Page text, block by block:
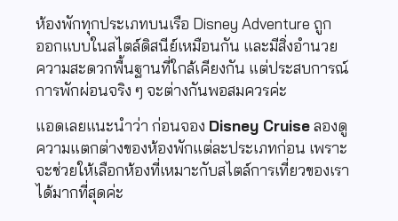
ห้องพักทุกประเภทบนเรือ Disney Adventure ถูก
ออกแบบในสไตล์ดิสนีย์เหมือนกัน และมีสิ่งอำนวย
ความสะดวกพื้นฐานที่ใกล้เคียงกัน แต่ประสบการณ์
การพักผ่อนจริง ๆ จะต่างกันพอสมควรค่ะ
แอดเลยแนะนำว่า ก่อนจอง Disney Cruiseลองดู
ความแตกต่างของห้องพักแต่ละประเภทก่อน เพราะ
จะช่วยให้เลือกห้องที่เหมาะกับสไตล์การเที่ยวของเรา
ได้มากที่สุดค่ะ